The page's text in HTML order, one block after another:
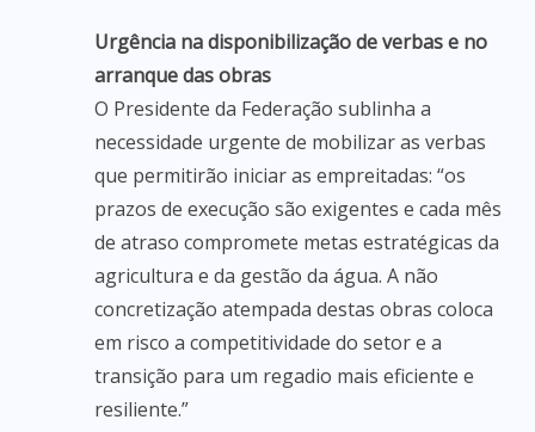
Urgência na disponibilização de verbas e no
arranque das obras
O Presidente da Federação sublinha a
necessidade urgente de mobilizar as verbas
que permitirão iniciar as empreitadas: “os
prazos de execução são exigentes e cada mês
de atraso compromete metas estratégicas da
agricultura e da gestão da água. A não
concretização atempada destas obras coloca
em risco a competitividade do setor e a
transição para um regadio mais eficiente e
resiliente.”